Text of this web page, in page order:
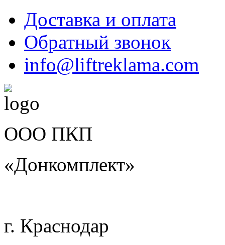
Доставка и оплата
Обратный звонок
info@liftreklama.com
ООО ПКП
«Донкомплект»
г. Краснодар